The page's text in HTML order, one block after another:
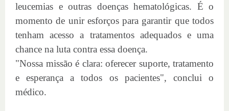
leucemias e outras doenças hematológicas. É o
momento de unir esforços para garantir que todos
tenham acesso a tratamentos adequados e uma
chance na luta contra essa doença.
"Nossa missão é clara: oferecer suporte, tratamento
e esperança a todos os pacientes", conclui o
médico.